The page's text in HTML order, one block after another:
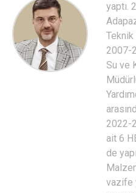
yaptı.
Teknik
2007-
Su ve
2022-
ait 6
de
vazife